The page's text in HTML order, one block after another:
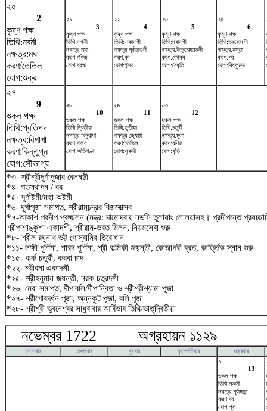
২০
2
কৃষ্ণ পক্ষ
তিথি:নবমী
নক্ষত্র:মঘা
করণ:তৈতিল
যোগ:শুক্র
২১
3
কৃষ্ণ পক্ষ
তিথি:দশমী
নক্ষত্র:মঘা
করণ:বণিজ
যোগ:ব্রহ্ম
২২
4
কৃষ্ণ পক্ষ
তিথি:একাদশী
নক্ষত্র:পূর্বফাল্গুনী
করণ:বব
যোগ:ইন্দ্র
২৩
5
কৃষ্ণ পক্ষ
তিথি:দ্বাদশী
নক্ষত্র:উত্তরফাল্গুনী
করণ:কৌলব
যোগ:বৈধৃতি
২৪
6
কৃষ্ণ পক্ষ
তিথি:ত্রয়োদশী
নক্ষত্র:হস্তা
করণ:গর
যোগ:বিষ্কুম্ভ
২৭
9
শুক্ল পক্ষ
তিথি:প্রতিপদ
নক্ষত্র:বিশাখা
করণ:কিন্তুগ্ন
যোগ:সৌভাগ্য
২৮
10
শুক্ল পক্ষ
তিথি:দ্বিতীয়া
নক্ষত্র:অনুরাধা
করণ:বালব
যোগ:অতিগণ্ড
২৯
11
শুক্ল পক্ষ
তিথি:তৃতীয়া
নক্ষত্র:জ্যেষ্ঠা
করণ:তৈতিল
যোগ:সুকর্মা
৩০
12
শুক্ল পক্ষ
তিথি:চতুর্থী
নক্ষত্র:মূলা
করণ:বণিজ
যোগ:ধৃতি
*৩- শ্রীশ্রীদূর্গাপূজার বেলষষ্ঠী
*৪- গতস্থাপন / বর
*৫- দূর্গাষ্টমী/মহা অষ্টমী
*৬- দূর্গাপূজা সমাপ্ত, শ্রীরামচন্দ্রর বিজয়োত্সব
*৭-আকাশ প্রদীপ প্রজ্জলন (মন্ত্র: দামোদরায় নভসি তুলায়াং লোলয়াসহ। প্রদীপন্তে
শ্রীপাশাঙ্কুশা একাদশী, শ্রীরাম-ভরত মিলন, নিয়মসেবা শুরু
*৮- শ্রীল রঘুনাথ ভট্ট গোস্বামির তিরোধান
*১১- লক্ষী পূর্ণিমা, শারদ পূর্ণিমা, শ্রী বাল্মিকী জয়ন্তী, কোজাগরী ব্রত, কার্ত্তিক স্নান শুরু
*১৫- কর্ক চতুর্থী, করবা চাদ
*২২- শ্রীরমা একাদশী
*২৫- শ্রীহনুমান জয়ন্তী, নরক চতুরদশী
*২৬- মেরা সমাপ্ত, দীপাবলি/দীপান্বিতা ও শ্রীশ্রীশ্যামা পূজা
*২৭- শ্রীগোবর্দ্ধন পূজা, অন্নকুট পূজা, বলি পূজা
*২৮- শ্রীশ্রী ভুবনেশ্বর সাধুবাবার আর্বিভাব তিথি/ভাতৃদ্বিতীয়া
নভেম্বর 1722 অগ্রহায়ন ১১২৯
সোমবার মঙ্গলবার বুধবার বৃহস্পতিবার
শুক্রবার
১
13
শুক্ল পক্ষ
তিথি:পঞ্চমী
নক্ষত্র:পূর্বাষাঢ়া
করণ:বব
যোগ:শূল